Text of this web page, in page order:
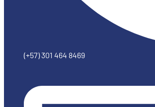
(+57) 301 464 8469